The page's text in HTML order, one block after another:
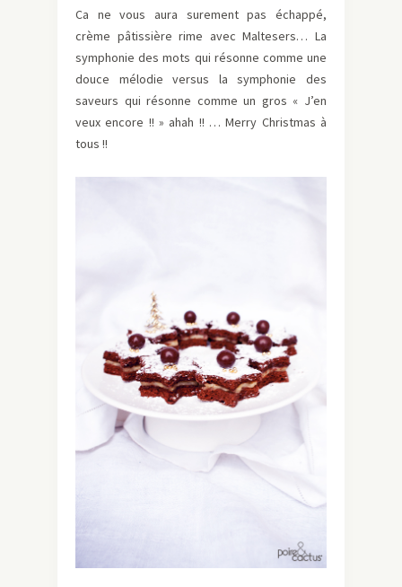
Ca ne vous aura surement pas échappé,
crème pâtissière rime avec Maltesers… La
symphonie des mots qui résonne comme une
douce mélodie versus la symphonie des
saveurs qui résonne comme un gros « J’en
veux encore !! » ahah !! … Merry Christmas à
tous !!